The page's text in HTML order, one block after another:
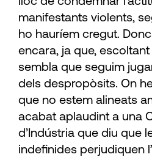
manifestants violents,
ho hauríem cregut.
encara, ja que,
sembla que seguim
dels despropòsits. On
que no estem alineats
acabat aplaudint a una
d’Indústria que diu que
indefinides perjudiquen